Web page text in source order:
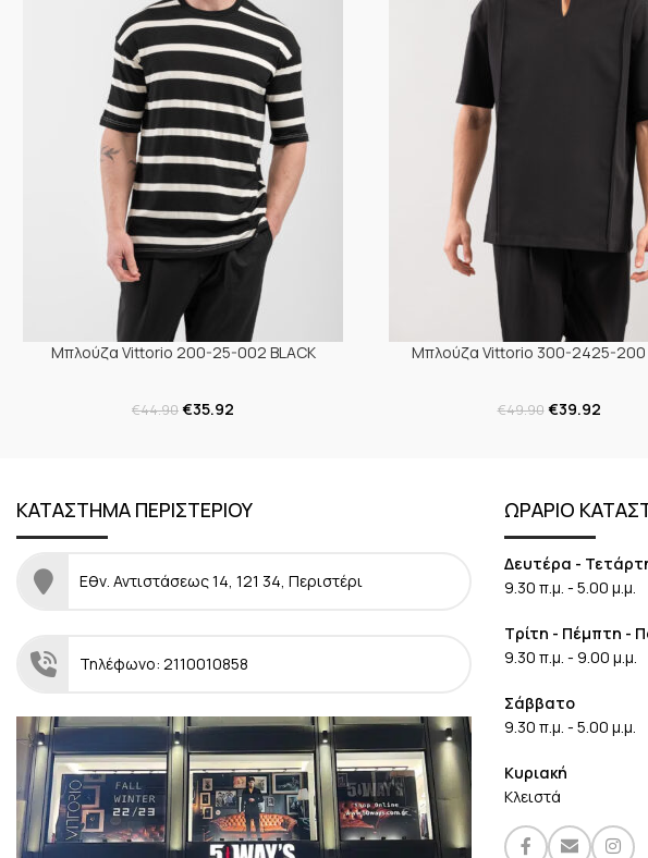
Μπλούζα Vittorio 200-25-002 BLACK
€44.90€35.92
Μπλούζα Vittorio 300-2425-200
€49.90 €39.92
ΚΑΤΑΣΤΗΜΑ ΠΕΡΙΣΤΕΡΙΟΥ
Εθν. Αντιστάσεως 14, 121 34, Περιστέρι
Τηλέφωνο: 2110010858
ΩΡΑΡΙΟ
Δευτέρα -
9.30 π.μ. - 5.00 μ.μ.
Τρίτη - Πέμπτη -
9.30 π.μ. - 9.00 μ.μ.
Σάββατο
9.30 π.μ. - 5.00 μ.μ.
Κυριακή
Κλειστά